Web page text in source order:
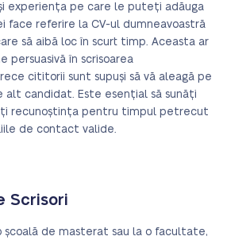
experiența pe care le puteți adăuga
face referire la CV-ul dumneavoastră
să aibă loc în scurt timp. Aceasta ar
persuasivă în scrisoarea
cititorii sunt supuși să vă aleagă pe
alt candidat. Este esențial să sunăți
recunoștința pentru timpul petrecut
de contact valide.
Scrisori
de masterat sau la o facultate,